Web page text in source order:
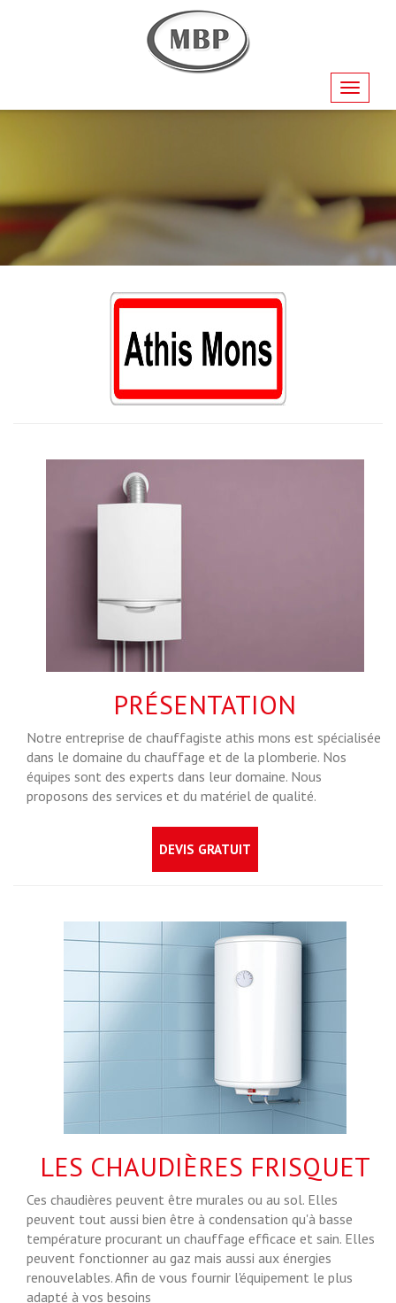
PRÉSENTATION
Notre entreprise de chauffagiste athis mons est spécialisée
dans le domaine du chauffage et de la plomberie. Nos
équipes sont des experts dans leur domaine. Nous
proposons des services et du matériel de qualité.
DEVIS GRATUIT
LES CHAUDIÈRES FRISQUET
Ces chaudières peuvent être murales ou au sol. Elles
peuvent tout aussi bien être à condensation qu'à basse
température procurant un chauffage efficace et sain. Elles
peuvent fonctionner au gaz mais aussi aux énergies
renouvelables. Afin de vous fournir l'équipement le plus
adapté à vos besoins